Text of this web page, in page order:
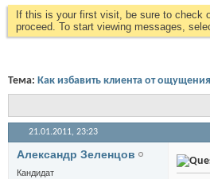
If this is your first visit, be sure to check
proceed. To start viewing messages,
Тема: Как избавить клиента от
21.01.2011, 23:23
Александр Зеленцов
Кандидат